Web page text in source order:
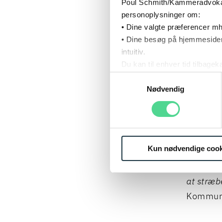
Poul Schmith/
personoplysninger om:
• Dine valgte præferencer
• Dine besøg på
intuitiv.
Du kan til enhver tid
Læs mere om vores
Nødvendig
Kun nødvendige
en
forskel
om at
verden
at